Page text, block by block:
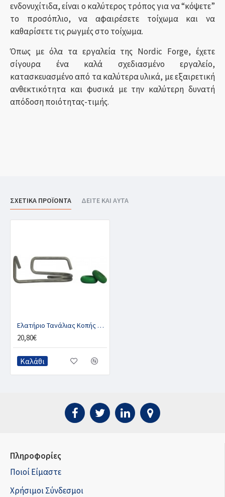
ενδονυχίτιδα, είναι ο καλύτερος τρόπος για να “κόψετε”
το προσόπλιο, να αφαιρέσετε τοίχωμα και να
καθαρίσετε τις ρωγμές στο τοίχωμα.
Όπως με όλα τα εργαλεία της Nordic Forge, έχετε
σίγουρα ένα καλά σχεδιασμένο εργαλείο,
κατασκευασμένο από τα καλύτερα υλικά, με εξαιρετική
ανθεκτικότητα και φυσικά με την καλύτερη δυνατή
απόδοση ποιότητας-τιμής.
ΣΧΕΤΙΚΑ ΠΡΟΪΟΝΤΑ ΔΕΙΤΕ ΚΑΙ ΑΥΤΑ
Ελατήριο Τανάλιας Κοπής Νυχιών, W-BRAND
20,80€
Καλάθι
Πληροφορίες
Ποιοί Είμαστε
Χρήσιμοι Σύνδεσμοι